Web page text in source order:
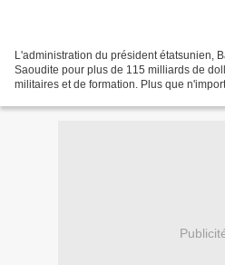
L'administration du président étatsunien,
Saoudite pour plus de 115 milliards de
militaires et de formation. Plus que